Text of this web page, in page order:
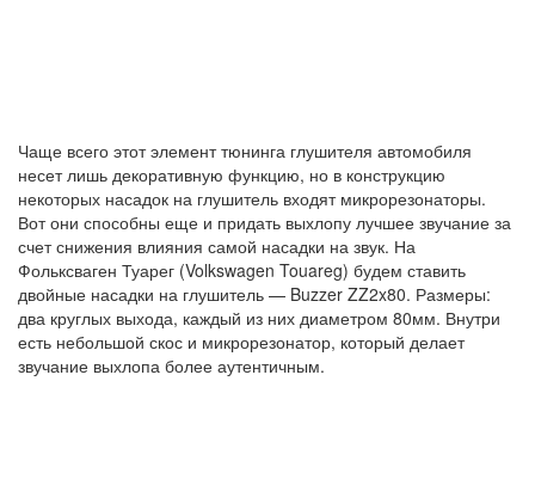
Чаще всего этот элемент тюнинга глушителя автомобиля
несет лишь декоративную функцию, но в конструкцию
некоторых насадок на глушитель входят микрорезонаторы.
Вот они способны еще и придать выхлопу лучшее звучание за
счет снижения влияния самой насадки на звук. На
Фольксваген Туарег (Volkswagen Touareg) будем ставить
двойные насадки на глушитель — Buzzer ZZ2x80. Размеры:
два круглых выхода, каждый из них диаметром 80мм. Внутри
есть небольшой скос и микрорезонатор, который делает
звучание выхлопа более аутентичным.